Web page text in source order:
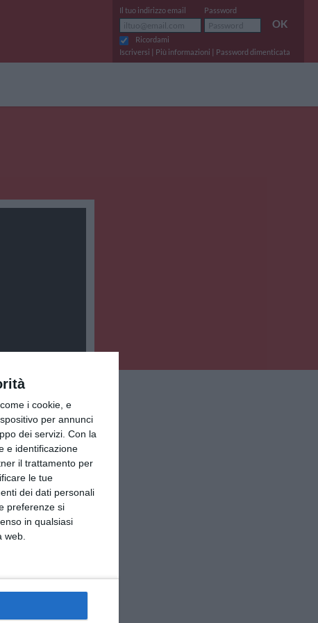
i cookie, e
per annunci
dei servizi. Con la
e identificazione
il trattamento per
le tue
dei dati personali
preferenze si
in qualsiasi
web.
Il tuo indirizzo email Password
OK
Ricordami
Iscriversi | Più informazioni | Password dimenticata